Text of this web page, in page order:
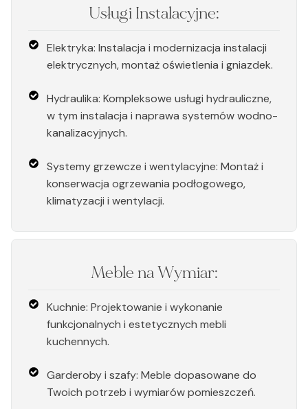
Usługi Instalacyjne:
Elektryka: Instalacja i modernizacja instalacji
elektrycznych, montaż oświetlenia i gniazdek.
Hydraulika: Kompleksowe usługi hydrauliczne,
w tym instalacja i naprawa systemów wodno-
kanalizacyjnych.
Systemy grzewcze i wentylacyjne: Montaż i
konserwacja ogrzewania podłogowego,
klimatyzacji i wentylacji.
Meble na Wymiar:
Kuchnie: Projektowanie i wykonanie
funkcjonalnych i estetycznych mebli
kuchennych.
Garderoby i szafy: Meble dopasowane do
Twoich potrzeb i wymiarów pomieszczeń.